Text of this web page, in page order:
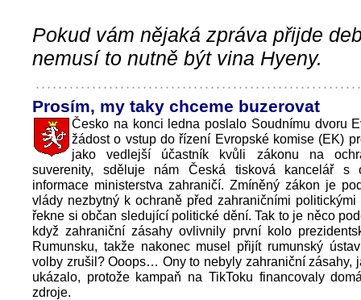
Pokud vám nějaká zpráva přijde
nemusí to nutně být vina Hyeny.
Prosím, my taky chceme buzerovat
Česko na konci ledna poslalo Soudnímu dvoru
žádost o vstup do řízení Evropské komise (EK)
jako vedlejší účastník kvůli zákonu na
suverenity, sděluje nám Česká tisková kancelář s
informace ministerstva zahraničí. Zmíněný zákon je
vlády nezbytný k ochraně před zahraničními politickými
řekne si občan sledující politické dění. Tak to je něco
když zahraniční zásahy ovlivnily první kolo
Rumunsku, takže nakonec musel přijít rumunský
volby zrušil? Ooops… Ony to nebyly zahraniční zásahy,
ukázalo, protože kampaň na TikToku financovaly
zdroje.